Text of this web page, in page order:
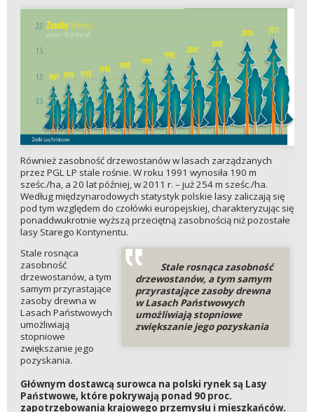
Również zasobność drzewostanów w lasach zarządzanych
przez PGL LP stale rośnie. W roku 1991 wynosiła 190 m
sześc./ha, a 20 lat później, w 2011 r. – już 254 m sześc./ha.
Według międzynarodowych statystyk polskie lasy zaliczają się
pod tym względem do czołówki europejskiej, charakteryzując się
ponaddwukrotnie wyższą przeciętną zasobnością niż pozostałe
lasy Starego Kontynentu.
Stale rosnąca zasobność
drzewostanów, a tym samym
przyrastające zasoby drewna
w Lasach Państwowych
umożliwiają stopniowe
zwiększanie jego pozyskania
Stale rosnąca
zasobność
drzewostanów, a tym
samym przyrastające
zasoby drewna w
Lasach Państwowych
umożliwiają
stopniowe
zwiększanie jego
pozyskania.
Głównym dostawcą surowca na polski rynek są Lasy
Państwowe, które pokrywają ponad 90 proc.
zapotrzebowania krajowego przemysłu i mieszkańców.